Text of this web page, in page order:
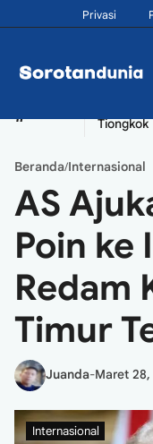
Privasi
#
Tiongkok
Beranda/Internasional
AS
Poin ke
Redam
Timur
Juanda-Maret
Internasional